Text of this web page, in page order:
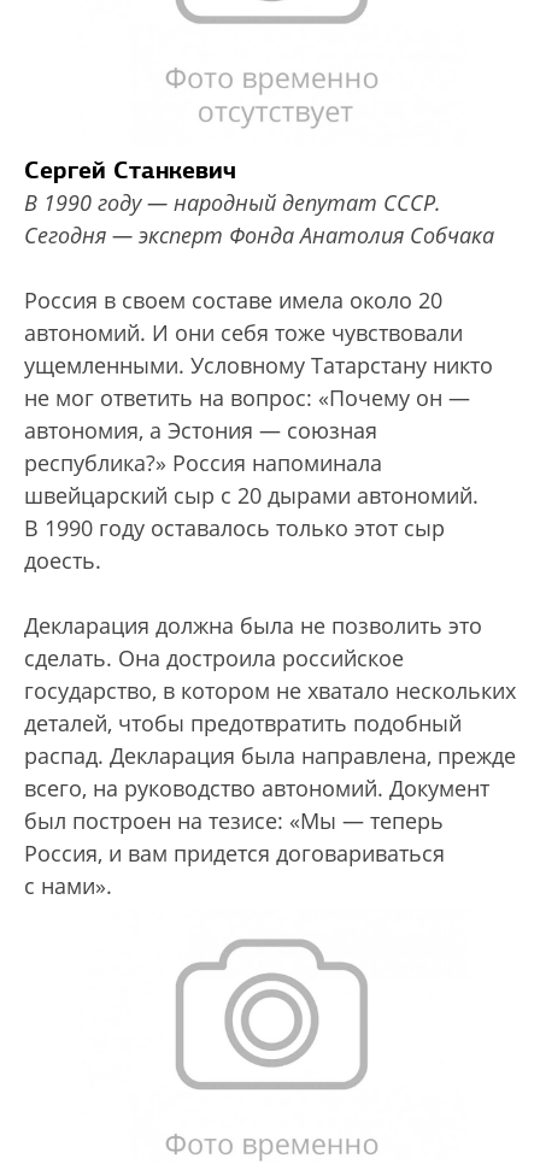
Сергей Станкевич
В 1990 году — народный депутат СССР.
Сегодня — эксперт Фонда Анатолия Собчака
Россия в своем составе имела около 20
автономий. И они себя тоже чувствовали
ущемленными. Условному Татарстану никто
не мог ответить на вопрос: «Почему он —
автономия, а Эстония — союзная
республика?» Россия напоминала
швейцарский сыр с 20 дырами автономий.
В 1990 году оставалось только этот сыр
доесть.
Декларация должна была не позволить это
сделать. Она достроила российское
государство, в котором не хватало нескольких
деталей, чтобы предотвратить подобный
распад. Декларация была направлена, прежде
всего, на руководство автономий. Документ
был построен на тезисе: «Мы — теперь
Россия, и вам придется договариваться
с нами».